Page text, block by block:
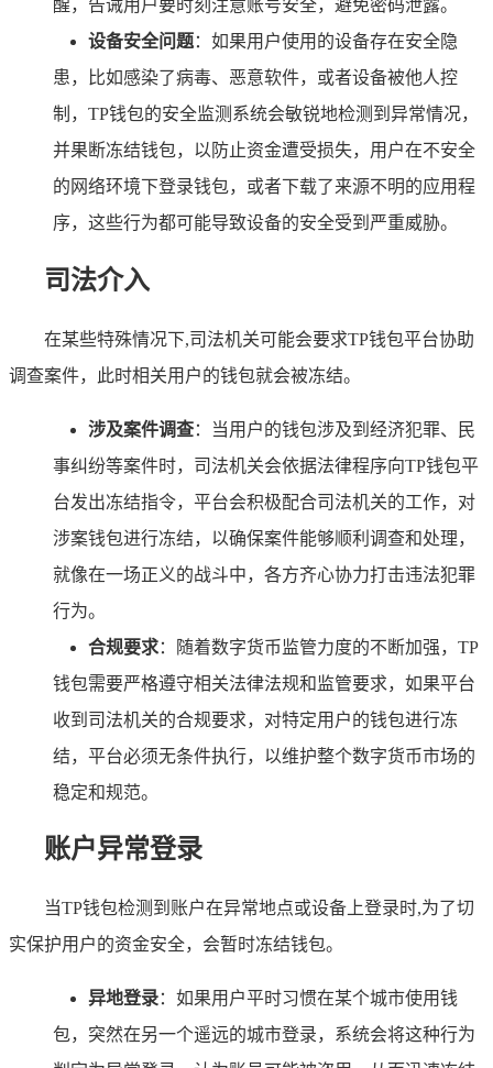
醒，告诫用户要时刻注意账号安全，避免密码泄露。
设备安全问题：如果用户使用的设备存在安全隐
患，比如感染了病毒、恶意软件，或者设备被他人控
制，TP钱包的安全监测系统会敏锐地检测到异常情况，
并果断冻结钱包，以防止资金遭受损失，用户在不安全
的网络环境下登录钱包，或者下载了来源不明的应用程
序，这些行为都可能导致设备的安全受到严重威胁。
司法介入
在某些特殊情况下,司法机关可能会要求TP钱包平台协助
调查案件，此时相关用户的钱包就会被冻结。
涉及案件调查：当用户的钱包涉及到经济犯罪、民
事纠纷等案件时，司法机关会依据法律程序向TP钱包平
台发出冻结指令，平台会积极配合司法机关的工作，对
涉案钱包进行冻结，以确保案件能够顺利调查和处理，
就像在一场正义的战斗中，各方齐心协力打击违法犯罪
行为。
合规要求：随着数字货币监管力度的不断加强，TP
钱包需要严格遵守相关法律法规和监管要求，如果平台
收到司法机关的合规要求，对特定用户的钱包进行冻
结，平台必须无条件执行，以维护整个数字货币市场的
稳定和规范。
账户异常登录
当TP钱包检测到账户在异常地点或设备上登录时,为了切
实保护用户的资金安全，会暂时冻结钱包。
异地登录：如果用户平时习惯在某个城市使用钱
包，突然在另一个遥远的城市登录，系统会将这种行为